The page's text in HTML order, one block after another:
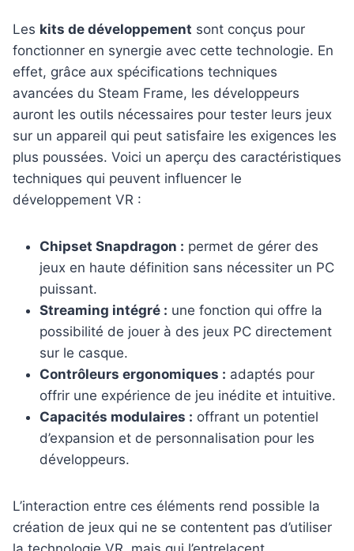
Les kits de développement sont conçus pour
fonctionner en synergie avec cette technologie. En
effet, grâce aux spécifications techniques
avancées du Steam Frame, les développeurs
auront les outils nécessaires pour tester leurs jeux
sur un appareil qui peut satisfaire les exigences les
plus poussées. Voici un aperçu des caractéristiques
techniques qui peuvent influencer le
développement VR :
Chipset Snapdragon : permet de gérer des
jeux en haute définition sans nécessiter un PC
puissant.
Streaming intégré : une fonction qui offre la
possibilité de jouer à des jeux PC directement
sur le casque.
Contrôleurs ergonomiques : adaptés pour
offrir une expérience de jeu inédite et intuitive.
Capacités modulaires : offrant un potentiel
d’expansion et de personnalisation pour les
développeurs.
L’interaction entre ces éléments rend possible la
création de jeux qui ne se contentent pas d’utiliser